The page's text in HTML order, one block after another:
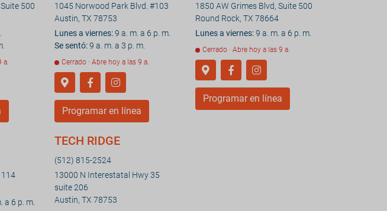
500
a.
1045 Norwood Park Blvd. #103
Austin, TX 78753
Lunes a viernes:9 a. m. a 6 p. m.
Se sentó:9 a. m. a 3 p. m.
Cerrado · Abre hoy a las 9 a.
Programar en línea
1850 AW Grimes Blvd, Suite 500
Round Rock, TX 78664
Lunes a viernes:9 a. m. a 6 p. m.
Cerrado · Abre hoy a las 9 a.
Programar en línea
114
a 6 p. m.
TECH RIDGE
(512) 815-2524
13000 N Interestatal Hwy 35
suite 206
Austin, TX 78753